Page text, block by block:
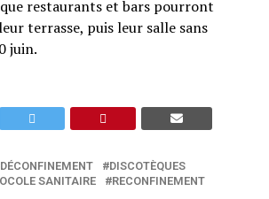
restaurants et bars pourront
terrasse, puis leur salle sans
juin.
DÉCONFINEMENT
DISCOTÈQUES
SANITAIRE
RECONFINEMENT